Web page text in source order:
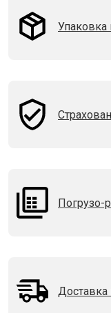
Упаковка
Погрузо-
Доставка